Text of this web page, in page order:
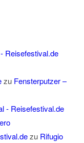
Reisefestival.de
zu Fensterputzer –
- Reisefestival.de
zu Rifugio